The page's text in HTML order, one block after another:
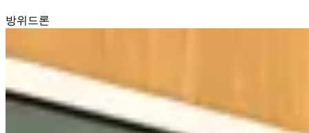
방위 드론